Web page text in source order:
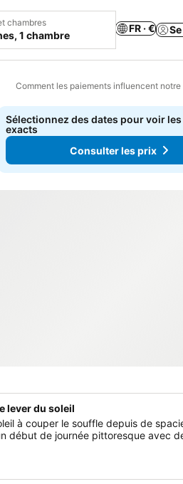
chambres
1 chambre
FR · €
Comment les paiements influencent
à mes favoris
Sélectionnez des dates pour voir
exacts
Consulter les prix
lever du soleil
à couper le souffle depuis de
début de journée pittoresque avec